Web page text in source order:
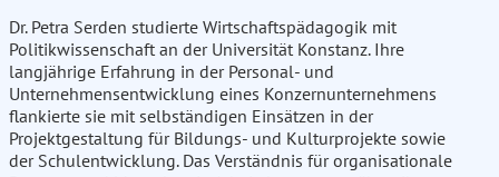
Dr. Petra Serden studierte Wirtschaftspädagogik mit
Politikwissenschaft an der Universität Konstanz. Ihre
langjährige Erfahrung in der Personal- und
Unternehmensentwicklung eines Konzernunternehmens
flankierte sie mit selbständigen Einsätzen in der
Projektgestaltung für Bildungs- und Kulturprojekte sowie
der Schulentwicklung. Das Verständnis für organisationale